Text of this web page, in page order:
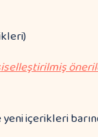
içerikleri